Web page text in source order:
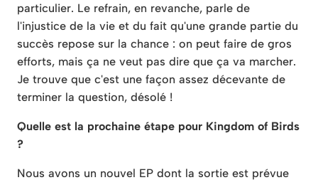
particulier. Le refrain, en revanche, parle de
l'injustice de la vie et du fait qu'une grande partie du
succès repose sur la chance : on peut faire de gros
efforts, mais ça ne veut pas dire que ça va marcher.
Je trouve que c'est une façon assez décevante de
terminer la question, désolé !
Quelle est la prochaine étape pour Kingdom of Birds
?
Nous avons un nouvel EP dont la sortie est prévue